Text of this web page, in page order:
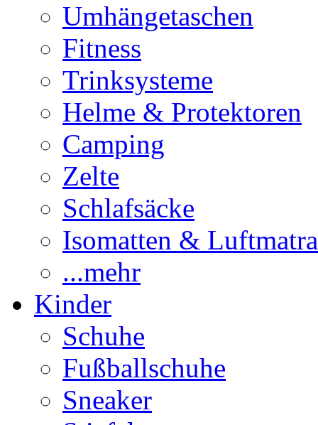
Umhängetaschen
Fitness
Trinksysteme
Helme & Protektoren
Camping
Zelte
Schlafsäcke
Isomatten &
...mehr
Kinder
Schuhe
Fußballschuhe
Sneaker